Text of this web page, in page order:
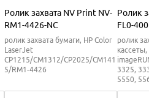
Ролик захвата NV Print NV-
RM1-4426-NC
ролик захвата бумаги, HP Color
LaserJet
CP1215/CM1312/CP2025/CM141
5/RM1-4426
Ролик
FL0-
ролик
3325,
5550,